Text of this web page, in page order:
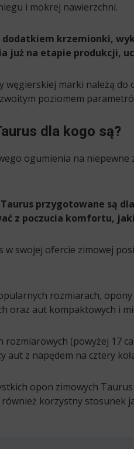
i mokrej nawierzchni.
krzemionki,
już na etapie produkcji,
węgierskiej marki należą
poziomem
dla kogo są?
ogumienia na
przygotowane są
z poczucia komfortu,
w swojej ofercie zimowej
rozmiarach,
oraz aut kompaktowych i
rozmiarowych (powyżej 17
aut z napędem na cztery
opon zimowych
korzystny stosunek